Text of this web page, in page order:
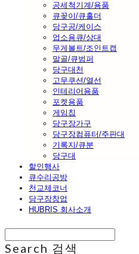
공세척기계/용품
큐꽂이/큐홀더
당구공/케이스
업소용큐/상대
무게볼트/조인트캡
말골/큐범퍼
당구대천
고무쿠션/열선
인테리어용품
포켓용품
게임칩
당구장가구
당구장컴퓨터/주판대
기록지/큐분
당구대
할인행사
큐수리공방
천교체코너
당구장창업
HUBRIS 회사소개
Search 검색